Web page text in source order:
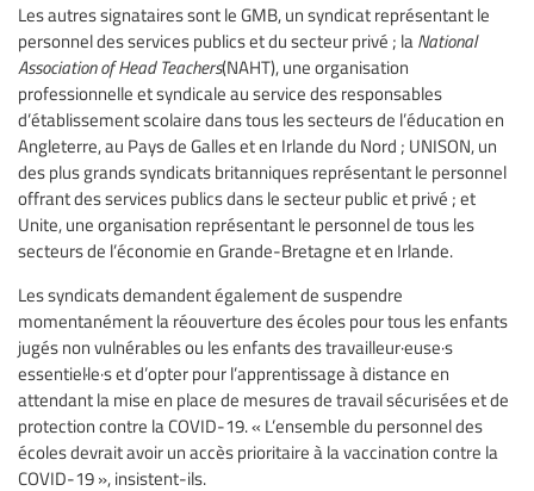
Les autres signataires sont le GMB, un syndicat représentant le
personnel des services publics et du secteur privé ; la National
Association of Head Teachers(NAHT), une organisation
professionnelle et syndicale au service des responsables
d’établissement scolaire dans tous les secteurs de l’éducation en
Angleterre, au Pays de Galles et en Irlande du Nord ; UNISON, un
des plus grands syndicats britanniques représentant le personnel
offrant des services publics dans le secteur public et privé ; et
Unite, une organisation représentant le personnel de tous les
secteurs de l’économie en Grande-Bretagne et en Irlande.
Les syndicats demandent également de suspendre
momentanément la réouverture des écoles pour tous les enfants
jugés non vulnérables ou les enfants des travailleur·euse·s
essentiel·le·s et d’opter pour l’apprentissage à distance en
attendant la mise en place de mesures de travail sécurisées et de
protection contre la COVID-19. « L’ensemble du personnel des
écoles devrait avoir un accès prioritaire à la vaccination contre la
COVID-19 », insistent-ils.